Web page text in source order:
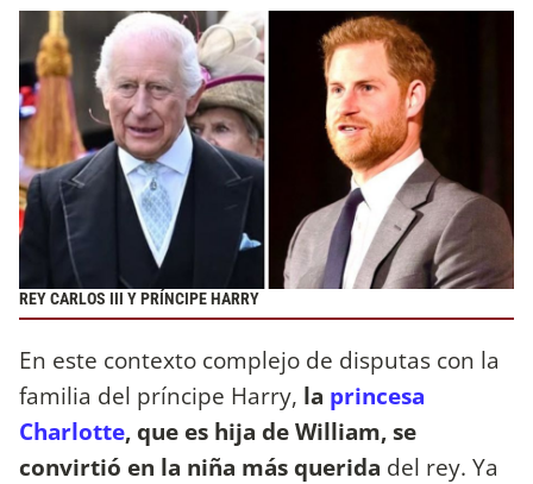
REY CARLOS III Y PRÍNCIPE HARRY
En este contexto complejo de disputas con la
familia del príncipe Harry, la princesa
Charlotte, que es hija de William, se
convirtió en la niña más querida del rey. Ya